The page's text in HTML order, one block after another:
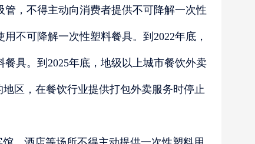
，不得主动向消费者提供不可降解一次性
不可降解一次性塑料餐具。到2022年底，
具。到2025年底，地级以上城市餐饮外卖
区，在餐饮行业提供打包外卖服务时停止